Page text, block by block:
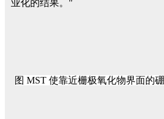
业化的结果。"
图 MST 使靠近栅极氧化物界面的硼